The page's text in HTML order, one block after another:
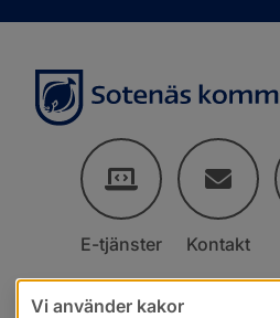
E-tjänster Kontakt
Vi använder kakor